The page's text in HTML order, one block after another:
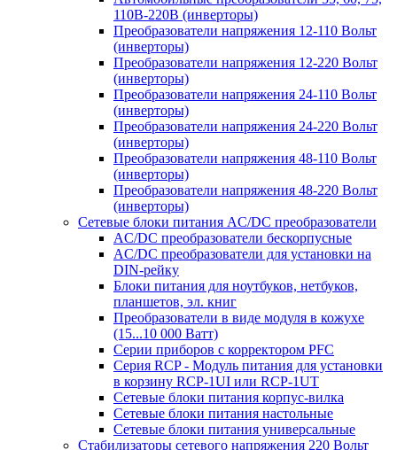
110В-220В (инверторы)
Преобразователи напряжения 12-110 Вольт
(инверторы)
Преобразователи напряжения 12-220 Вольт
(инверторы)
Преобразователи напряжения 24-110 Вольт
(инверторы)
Преобразователи напряжения 24-220 Вольт
(инверторы)
Преобразователи напряжения 48-110 Вольт
(инверторы)
Преобразователи напряжения 48-220 Вольт
(инверторы)
Сетевые блоки питания AC/DC преобразователи
AC/DC преобразователи бескорпусные
AC/DC преобразователи для установки на
DIN-рейку
Блоки питания для ноутбуков, нетбуков,
планшетов, эл. книг
Преобразователи в виде модуля в кожухе
(15...10 000 Ватт)
Серии приборов с корректором PFC
Серия RCP - Модуль питания для установки
в корзину RCP-1UI или RCP-1UT
Сетевые блоки питания корпус-вилка
Сетевые блоки питания настольные
Сетевые блоки питания универсальные
Стабилизаторы сетевого напряжения 220 Вольт